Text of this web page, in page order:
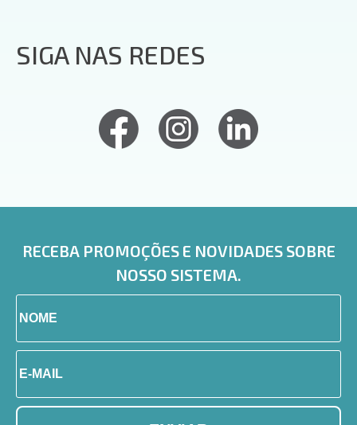
SIGA NAS REDES
RECEBA PROMOÇÕES E NOVIDADES SOBRE
NOSSO SISTEMA.